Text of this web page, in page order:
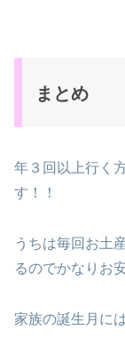
まとめ
年３回以上行く
す！！
うちは毎回お土
るのでかなりお
家族の誕生月に